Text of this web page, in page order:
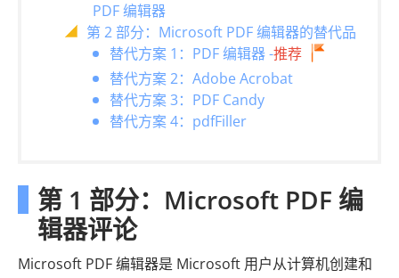
PDF 编辑器
第 2 部分：Microsoft PDF 编辑器的替代品
替代方案 1：PDF 编辑器 -推荐
替代方案 2：Adobe Acrobat
替代方案 3：PDF Candy
替代方案 4：pdfFiller
第 1 部分：Microsoft PDF 编
辑器评论
Microsoft PDF 编辑器是 Microsoft 用户从计算机创建和